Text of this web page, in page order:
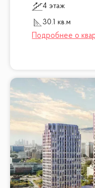
4 этаж
30.1 кв.м